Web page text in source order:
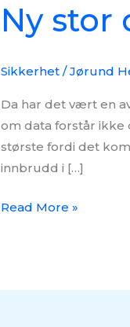
Ny stor
Sikkerhet /Jørund
Da har det vært en
om data forstår ikke
største fordi det
innbrudd i […]
Read More »